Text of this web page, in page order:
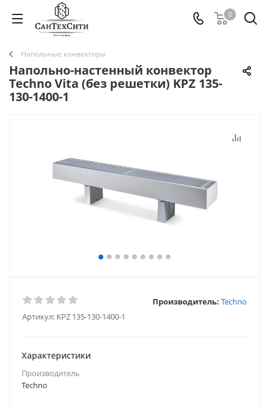
0
Напольные конвекторы
Напольно-настенный конвектор
Techno Vita (без решетки) KPZ 135-
130-1400-1
Артикул: KPZ 135-130-1400-1
Производитель: Techno
Характеристики
Производитель
Techno